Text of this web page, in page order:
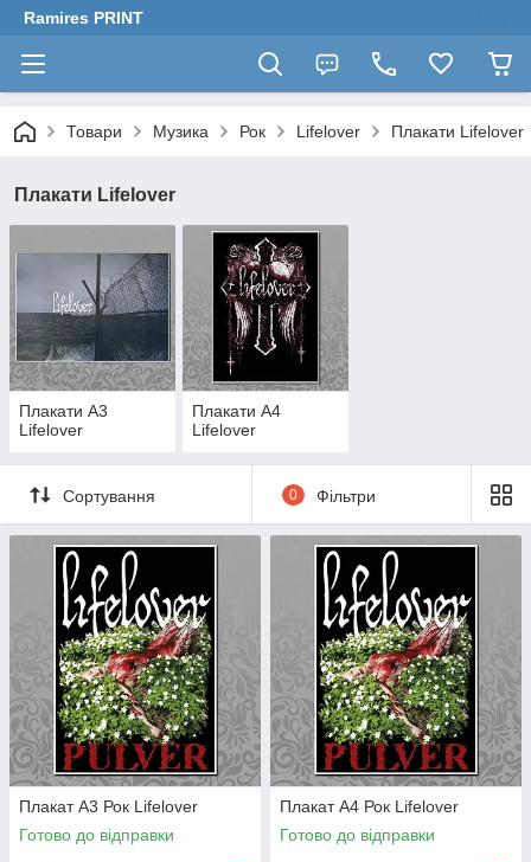
Ramires PRINT
Товари Музика Рок Lifelover Плакати Lifelover
Плакати Lifelover
Плакати А3
Lifelover
Плакати А4
Lifelover
Сортування 0 Фільтри
Плакат А3 Рок Lifelover
Готово до відправки
Плакат А4 Рок Lifelover
Готово до відправки